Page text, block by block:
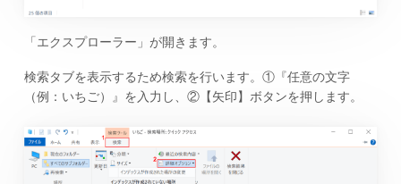
「エクスプローラー」が開きます。
検索タブを表示するため検索を行います。①『任意の文字
（例：いちご）』を入力し、②【矢印】ボタンを押します。